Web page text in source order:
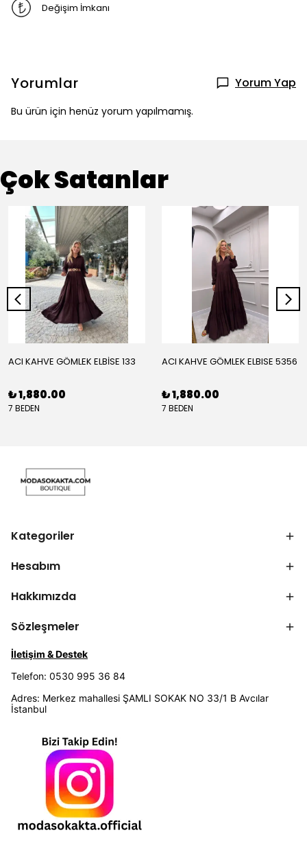
Değişim İmkanı
Yorumlar Yorum Yap
Bu ürün için henüz yorum yapılmamış.
Çok Satanlar
ACI KAHVE GÖMLEK ELBİSE 133
₺ 1,880.00
7 BEDEN
ACI KAHVE GÖMLEK ELBISE 5356
₺ 1,880.00
7 BEDEN
Kategoriler
Hesabım
Hakkımızda
Sözleşmeler
İletişim & Destek
Telefon: 0530 995 36 84
Adres: Merkez mahallesi ŞAMLI SOKAK NO 33/1 B Avcılar
İstanbul